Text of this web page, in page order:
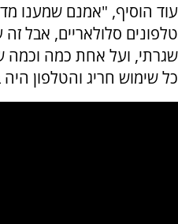
עוד הוסיף, "אמנם שמענו
טלפונים סלולאריים, אבל
שגרתי, ועל אחת כמה
כל שימוש חריג והטלפון היה